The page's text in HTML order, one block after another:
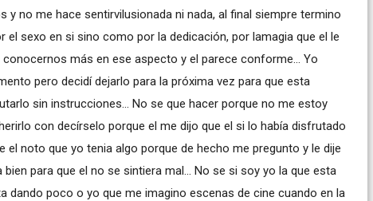
no me hace sentirvilusionada ni nada, al final siempre termino
sexo en si sino como por la dedicación, por lamagia que el le
más en ese aspecto y el parece conforme... Yo
pero decidí dejarlo para la próxima vez para que esta
sin instrucciones... No se que hacer porque no me estoy
con decírselo porque el me dijo que el si lo había disfrutado
el noto que yo tenia algo porque de hecho me pregunto y le dije
para que el no se sintiera mal... No se si soy yo la que esta
dando poco o yo que me imagino escenas de cine cuando en la